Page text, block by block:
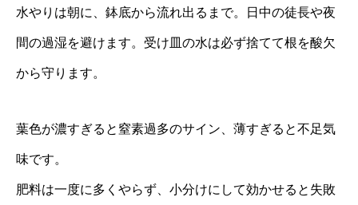
水やりは朝に、鉢底から流れ出るまで。日中の徒長や夜
間の過湿を避けます。受け皿の水は必ず捨てて根を酸欠
から守ります。
葉色が濃すぎると窒素過多のサイン、薄すぎると不足気
味です。
肥料は一度に多くやらず、小分けにして効かせると失敗